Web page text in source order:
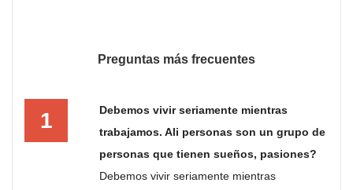
Preguntas más frecuentes
1
Debemos vivir seriamente mientras
trabajamos. Ali personas son un grupo de
personas que tienen sueños, pasiones?
Debemos vivir seriamente mientras